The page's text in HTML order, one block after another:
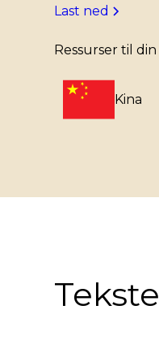
Last ned
Ressurser til
Kina